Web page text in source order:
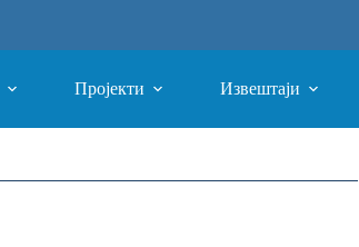
Пројекти Извештаји